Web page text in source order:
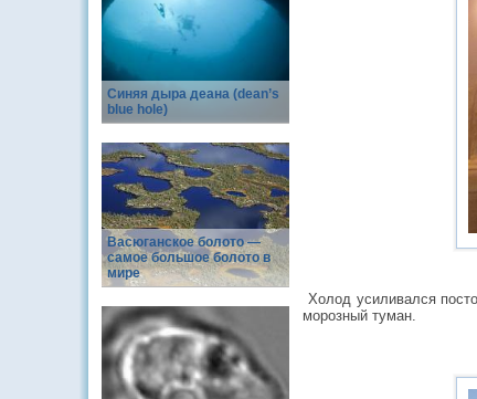
Синяя дыра деана (dean’s
blue hole)
Васюганское болото —
самое большое болото в
мире
Холод усиливался
морозный туман.